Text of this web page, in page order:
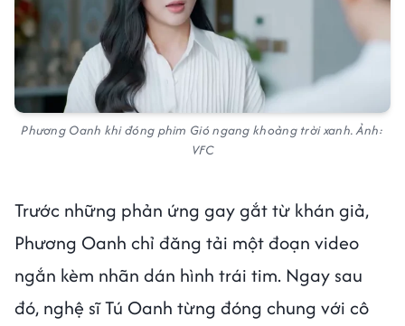
Phương Oanh khi đóng phim Gió ngang khoảng trời xanh. Ảnh:
VFC
Trước những phản ứng gay gắt từ khán giả,
Phương Oanh chỉ đăng tải một đoạn video
ngắn kèm nhãn dán hình trái tim. Ngay sau
đó, nghệ sĩ Tú Oanh từng đóng chung với cô